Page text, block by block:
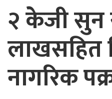
२ केजी सुन
लाखसहित
नागरिक